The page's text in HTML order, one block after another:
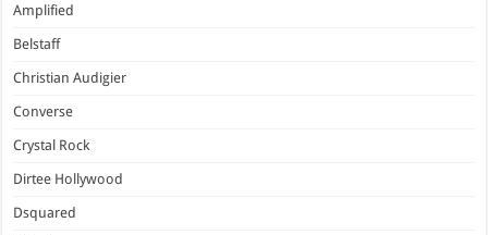
Amplified
Belstaff
Christian Audigier
Converse
Crystal Rock
Dirtee Hollywood
Dsquared